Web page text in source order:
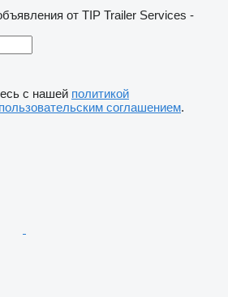
от TIP Trailer Services -
с нашей политикой
пользовательским соглашением.